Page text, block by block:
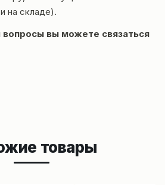
на складе).
вопросы вы можете связаться
товары